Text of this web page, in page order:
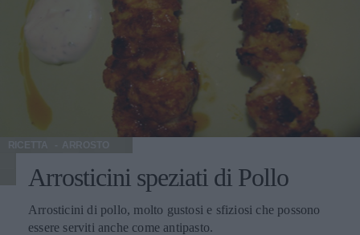
RICETTA
Arrosticini speziati di Pollo
Arrosticini di pollo, molto gustosi e sfiziosi che possono
essere serviti anche come antipasto.